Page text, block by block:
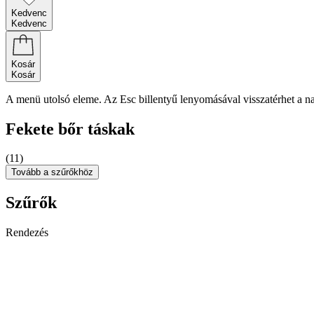
Kedvenc
Kedvenc
Kosár
Kosár
A menü utolsó eleme. Az Esc billentyű lenyomásával visszatérhet a
Fekete bőr táskak
(11)
Tovább a szűrőkhöz
Szűrők
Rendezés